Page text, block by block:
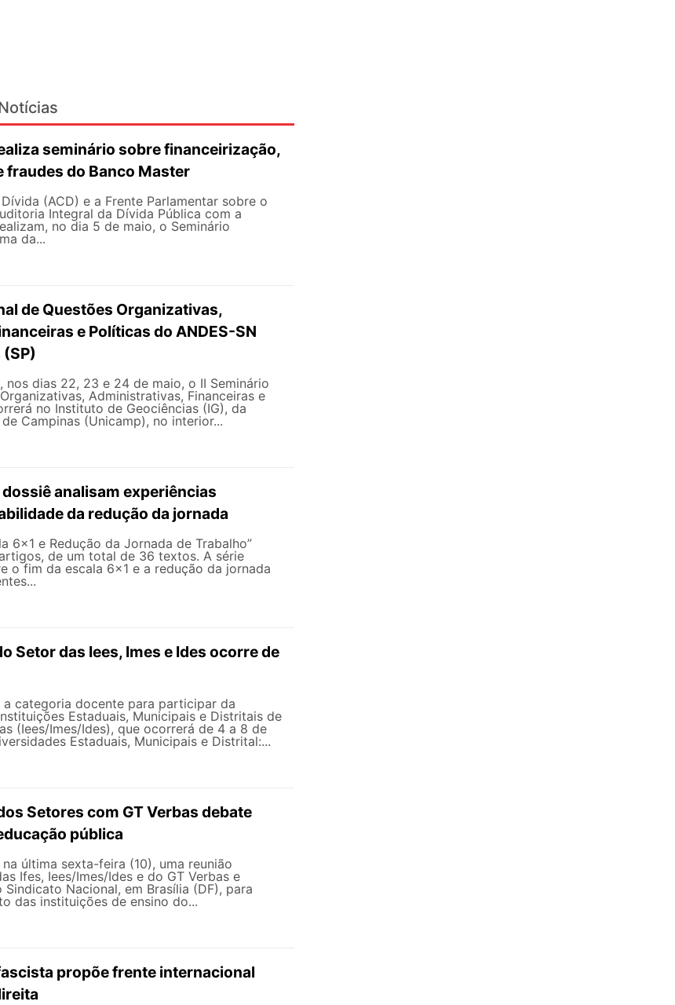
seminário sobre financeirização,
fraudes do Banco Master
(ACD) e a Frente Parlamentar sobre o
Integral da Dívida Pública com a
no dia 5 de maio, o Seminário
da...
de Questões Organizativas,
e Políticas do ANDES-SN
nos dias 22, 23 e 24 de maio, o II Seminário
Administrativas, Financeiras e
no Instituto de Geociências (IG), da
Campinas (Unicamp), no interior...
analisam experiências
da redução da jornada
6×1 e Redução da Jornada de Trabalho”
de um total de 36 textos. A série
o fim da escala 6x1 e a redução da jornada
Setor das Iees, Imes e Ides ocorre de
a categoria docente para participar da
Estaduais, Municipais e Distritais de
(Iees/Imes/Ides), que ocorrerá de 4 a 8 de
Estaduais, Municipais e Distrital:...
Setores com GT Verbas debate
pública
última sexta-feira (10), uma reunião
Ifes, Iees/Imes/Ides e do GT Verbas e
Sindicato Nacional, em Brasília (DF), para
das instituições de ensino do...
propõe frente internacional